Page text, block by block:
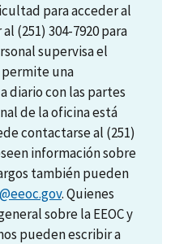
para acceder al
(251) 304-7920 para
supervisa el
una
diario con las partes
de la oficina está
contactarse al (251)
información sobre
también pueden
. Quienes
sobre la EEOC y
pueden escribir a